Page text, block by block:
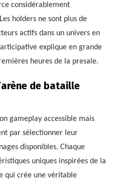
considérablement
holders ne sont plus de
actifs dans un univers en
explique en grande
heures de la presale.
de bataille
gameplay accessible mais
par sélectionner leur
disponibles. Chaque
uniques inspirées de la
qui crée une véritable